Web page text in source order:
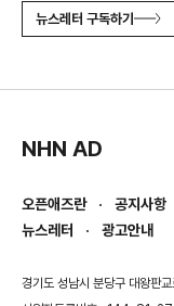
뉴스레터 구독하기
NHN AD
오픈애즈란 공지사항
뉴스레터
광고안내
경기도 성남시 분당구 대왕판